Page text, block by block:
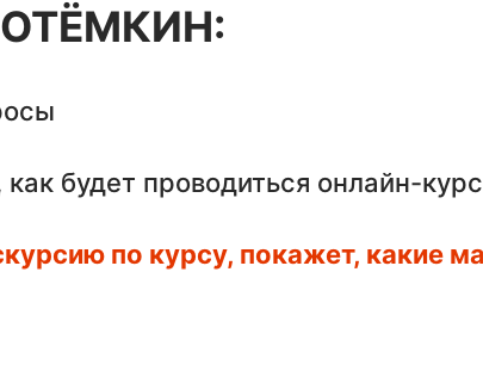
будет проводиться онлайн-
по курсу, покажет, какие